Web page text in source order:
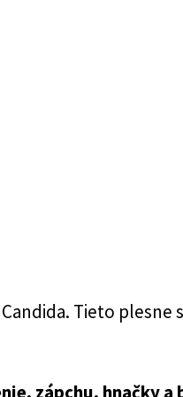
Tieto plesne